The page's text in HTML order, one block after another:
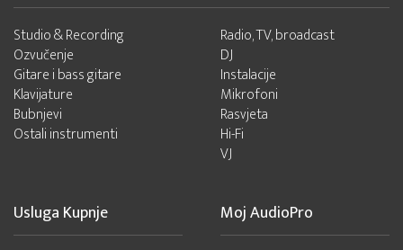
Studio & Recording
Ozvučenje
Gitare i bass gitare
Klavijature
Bubnjevi
Ostali instrumenti
Radio, TV, broadcast
DJ
Instalacije
Mikrofoni
Rasvjeta
Hi-Fi
VJ
Usluga Kupnje Moj AudioPro